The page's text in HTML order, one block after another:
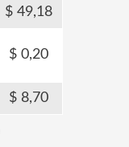
49,18
0,20
8,70